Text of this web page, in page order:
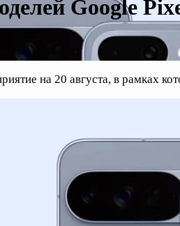
Google
на 20 августа, в рамках